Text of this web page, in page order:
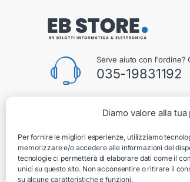
Diamo valore alla
Per fornire le migliori esperienze, utilizziamo
memorizzare e/o accedere alle informazioni del
tecnologie ci permetterà di elaborare dati come il
unici su questo sito. Non acconsentire o ritirare il
su alcune caratteristiche e funzioni.
Serve aiuto con l'ordine?
035-19831192
Via Silvio Pellico 2B, Villongo, 24060,